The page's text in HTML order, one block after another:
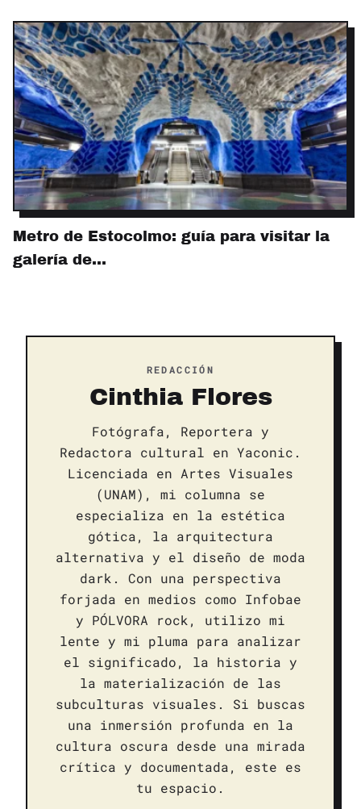
Metro de Estocolmo: guía para visitar la
galería de…
REDACCIÓN
Cinthia Flores
Fotógrafa, Reportera y
Redactora cultural en Yaconic.
Licenciada en Artes Visuales
(UNAM), mi columna se
especializa en la estética
gótica, la arquitectura
alternativa y el diseño de moda
dark. Con una perspectiva
forjada en medios como Infobae
y PÓLVORA rock, utilizo mi
lente y mi pluma para analizar
el significado, la historia y
la materialización de las
subculturas visuales. Si buscas
una inmersión profunda en la
cultura oscura desde una mirada
crítica y documentada, este es
tu espacio.